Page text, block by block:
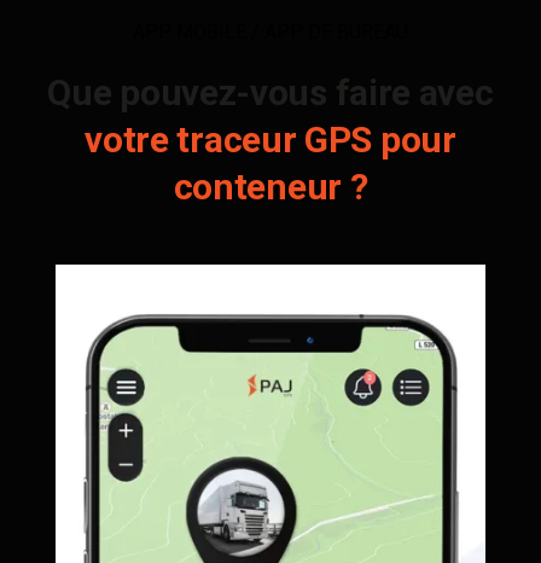
Que pouvez-vous faire avec
votre traceur GPS pour
conteneur ?